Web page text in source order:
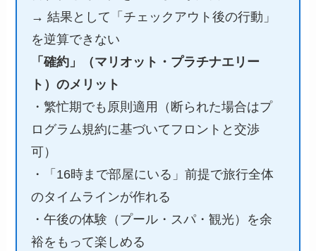
→ 結果として「チェックアウト後の行動」
を逆算できない
「確約」（マリオット・プラチナエリー
ト）のメリット
・繁忙期でも原則適用（断られた場合はプ
ログラム規約に基づいてフロントと交渉
可）
・「16時まで部屋にいる」前提で旅行全体
のタイムラインが作れる
・午後の体験（プール・スパ・観光）を余
裕をもって楽しめる